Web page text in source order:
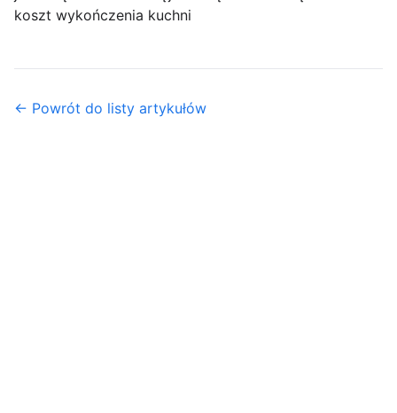
koszt wykończenia kuchni
← Powrót do listy artykułów